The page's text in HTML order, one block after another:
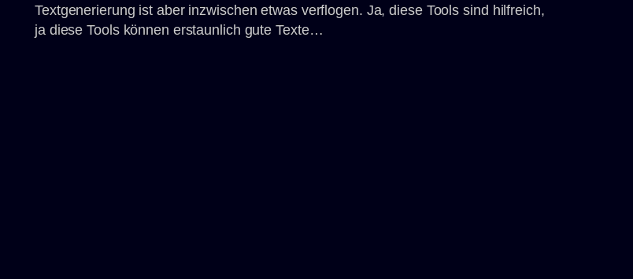
Textgenerierung ist aber inzwischen etwas verflogen. Ja, diese Tools sind hilfreich,
ja diese Tools können erstaunlich gute Texte…